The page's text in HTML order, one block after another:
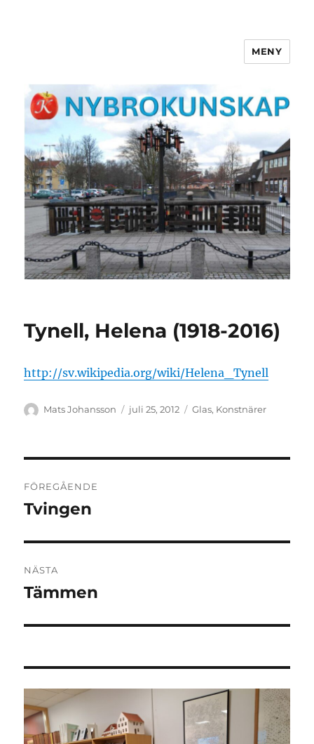
MENY
Tynell, Helena (1918-2016)
http://sv.wikipedia.org/wiki/Helena_Tynell
Författare
Mats Johansson
Publicerat
juli 25, 2012 Kategorier
Glas, Konstnärer
FÖREGÅENDE
Föregående
Tvingen
NÄSTA
Nästa
Tämmen